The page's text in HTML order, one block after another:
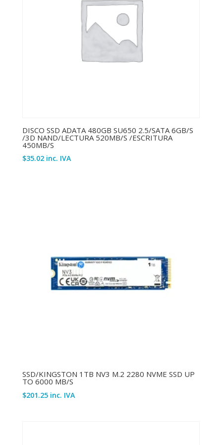
DISCO SSD ADATA 480GB SU650 2.5/SATA 6GB/S
/3D NAND/LECTURA 520MB/S /ESCRITURA
450MB/S
$35.02 inc. IVA
SSD/KINGSTON 1TB NV3 M.2 2280 NVME SSD UP
TO 6000 MB/S
$201.25 inc. IVA